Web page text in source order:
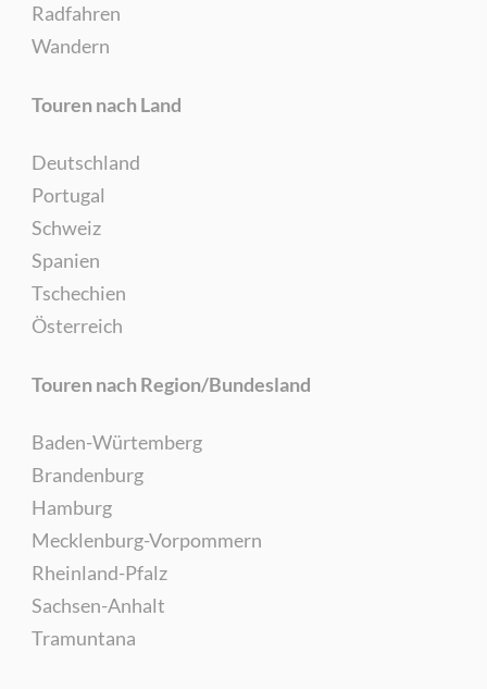
Radfahren
Wandern
Touren nach Land
Deutschland
Portugal
Schweiz
Spanien
Tschechien
Österreich
Touren nach Region/Bundesland
Baden-Würtemberg
Brandenburg
Hamburg
Mecklenburg-Vorpommern
Rheinland-Pfalz
Sachsen-Anhalt
Tramuntana